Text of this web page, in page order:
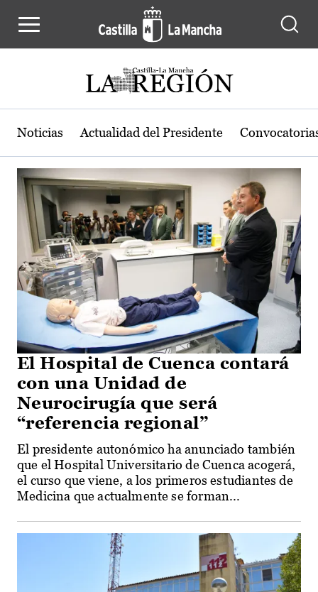
Actualidad de la región de Castilla-
Noticias Actualidad del Presidente
El Hospital de Cuenca contará
con una Unidad de
Neurocirugía que será
“referencia regional”
El presidente autonómico ha anunciado también
que el Hospital Universitario de Cuenca acogerá,
el curso que viene, a los primeros estudiantes de
Medicina que actualmente se forman...